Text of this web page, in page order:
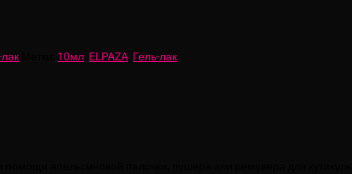
10мл ELPAZA Гель-лак